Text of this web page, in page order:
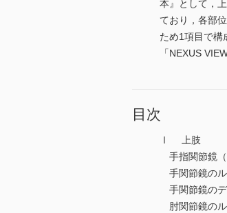
本』として，
ており，各部
ため1項目で構
「NEXUS
目次
Ⅰ 上肢
手指関節鏡
手関節鏡の
手関節鏡の
肘関節鏡の